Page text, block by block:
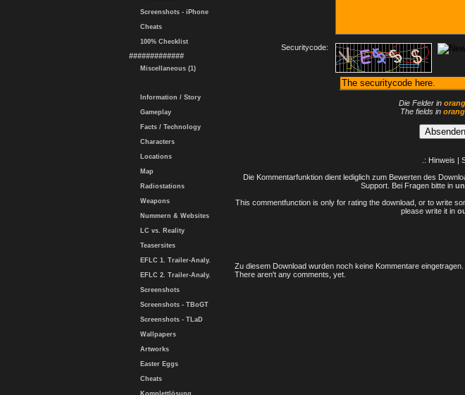
Screenshots - iPhone
Cheats
100% Checklist
#############
Miscellaneous (1)
Information / Story
Gameplay
Facts / Technology
Characters
Locations
Map
Radiostations
Weapons
Nummern & Websites
LC vs. Reality
Teasersites
EFLC 1. Trailer-Analy.
EFLC 2. Trailer-Analy.
Screenshots
Screenshots - TBoGT
Screenshots - TLaD
Wallpapers
Artworks
Easter Eggs
Cheats
Komplettlösung
Securitycode:
Die Felder in
The fields in
.: Hinweis |
Die Kommentarfunktion dient lediglich zum Bewerten des
Support. Bei Fragen bitte in
This commentfunction is only for rating the download, or to write
please write it in
Zu diesem Download wurden noch keine Kommentare eingetragen.
There aren't any comments, yet.